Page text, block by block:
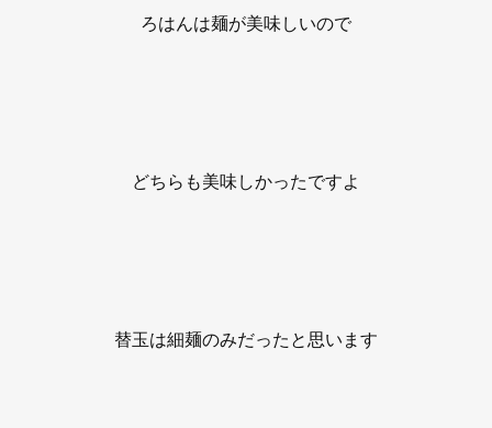
ろはんは麺が美味しいので
どちらも美味しかったですよ
替玉は細麺のみだったと思います